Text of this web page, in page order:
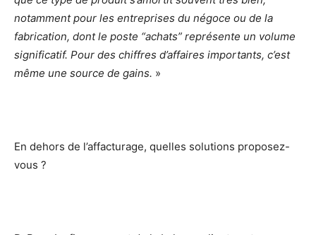
notamment pour les entreprises du négoce ou de la
fabrication, dont le poste “achats” représente un volume
significatif. Pour des chiffres d’affaires importants, c’est
même une source de gains. »
En dehors de l’affacturage, quelles solutions proposez-
vous ?